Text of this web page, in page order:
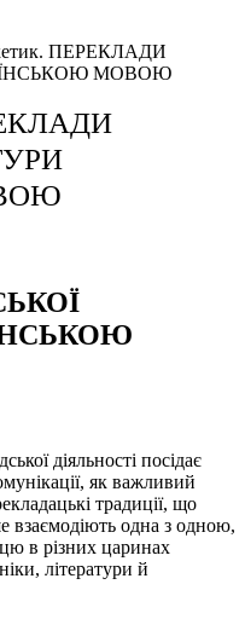
ПЕРЕКЛАДИ
МОВОЮ
діяльності посідає
як важливий
традиції, що
взаємодіють одна з одною,
в різних царинах
літератури й